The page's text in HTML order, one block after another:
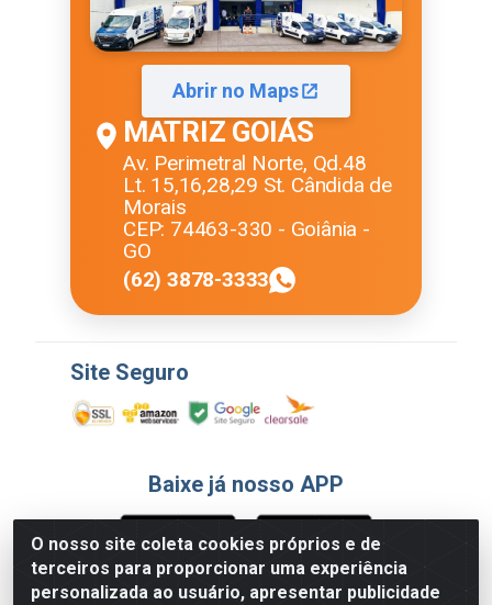
O nosso site coleta cookies próprios e de
terceiros para proporcionar uma experiência
personalizada ao usuário, apresentar publicidade
Abrir no Maps
MATRIZ GOIÁS
Av. Perimetral Norte, Qd.48
Lt. 15,16,28,29 St. Cândida de
Morais
CEP: 74463-330 - Goiânia -
GO
(62) 3878-3333
Site Seguro
Baixe já nosso APP
Formas de Pagamento